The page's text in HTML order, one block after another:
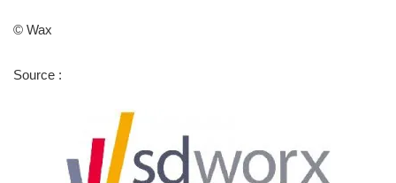
© Wax
Source :